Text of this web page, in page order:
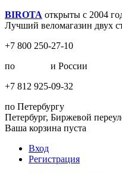
BIROTA открыты с 2004
Лучший веломагазин двух
+7 800 250-27-10
по
и России
+7 812 925-09-32
по Петербургу
Петербург, Биржевой
Ваша корзина пуста
Вход
Регистрация